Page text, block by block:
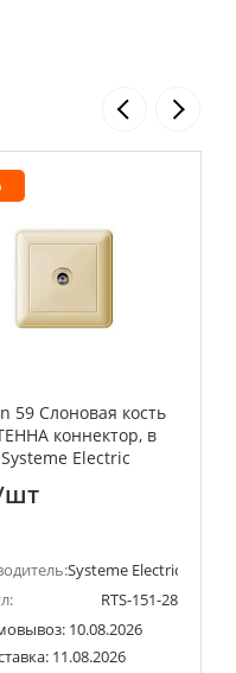
59 Слоновая кость
коннектор, в
Electric
Electric)
Systeme Electric
RTS-151-28
10.08.2026
11.08.2026